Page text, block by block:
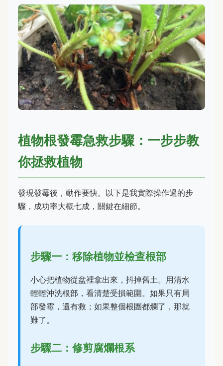
植物根發霉急救步驟：一步步教
你拯救植物
發現發霉後，動作要快。以下是我實際操作過的步
驟，成功率大概七成，關鍵在細節。
步驟一：移除植物並檢查根部
小心把植物從盆裡拿出來，抖掉舊土。用清水
輕輕沖洗根部，看清楚受損範圍。如果只有局
部發霉，還有救；如果整個根團都爛了，那就
難了。
步驟二：修剪腐爛根系